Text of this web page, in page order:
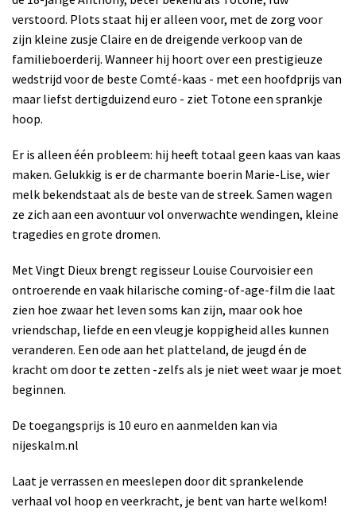
verstoord. Plots staat hij er alleen voor, met de zorg voor
zijn kleine zusje Claire en de dreigende verkoop van de
familieboerderij. Wanneer hij hoort over een prestigieuze
wedstrijd voor de beste Comté-kaas - met een hoofdprijs van
maar liefst dertigduizend euro - ziet Totone een sprankje
hoop.
Er is alleen één probleem: hij heeft totaal geen kaas van kaas
maken. Gelukkig is er de charmante boerin Marie-Lise, wier
melk bekendstaat als de beste van de streek. Samen wagen
ze zich aan een avontuur vol onverwachte wendingen, kleine
tragedies en grote dromen.
Met Vingt Dieux brengt regisseur Louise Courvoisier een
ontroerende en vaak hilarische coming-of-age-film die laat
zien hoe zwaar het leven soms kan zijn, maar ook hoe
vriendschap, liefde en een vleugje koppigheid alles kunnen
veranderen. Een ode aan het platteland, de jeugd én de
kracht om door te zetten -zelfs als je niet weet waar je moet
beginnen.
De toegangsprijs is 10 euro en aanmelden kan via
nijeskalm.nl
Laat je verrassen en meeslepen door dit sprankelende
verhaal vol hoop en veerkracht, je bent van harte welkom!